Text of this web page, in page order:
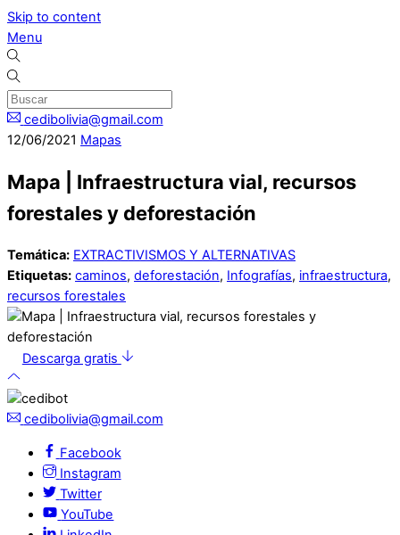
Skip to content
Menu
cedibolivia@gmail.com
12/06/2021 Mapas
Mapa | Infraestructura vial, recursos
forestales y deforestación
Temática: EXTRACTIVISMOS Y ALTERNATIVAS
Etiquetas: caminos, deforestación, Infografías, infraestructura,
recursos forestales
Descarga gratis
cedibolivia@gmail.com
Facebook
Instagram
Twitter
YouTube